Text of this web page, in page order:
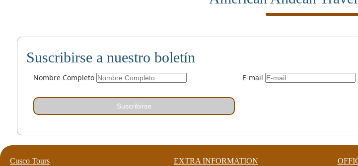
Suscribirse a nuestro boletín
Nombre Completo E-mail
Suscribirse
Cusco Tours EXTRA INFORMATION